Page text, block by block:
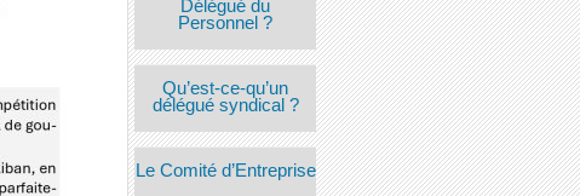
Délégué du
Personnel ?
Qu’est-ce-qu’un
délégué syndical ?
Le Comité d’Entreprise